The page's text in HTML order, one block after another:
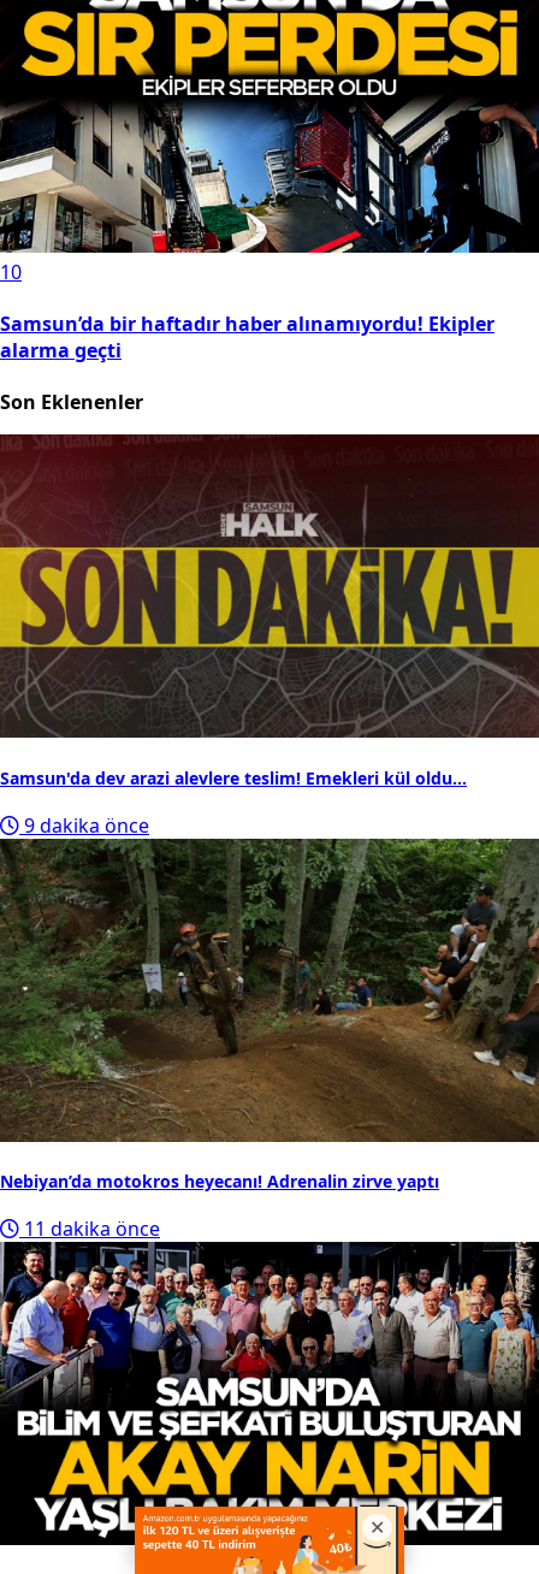
10
Samsun’da bir haftadır haber alınamıyordu! Ekipler
alarma geçti
Son Eklenenler
Samsun'da dev arazi alevlere teslim! Emekleri kül oldu...
9 dakika önce
Nebiyan’da motokros heyecanı! Adrenalin zirve yaptı
11 dakika önce